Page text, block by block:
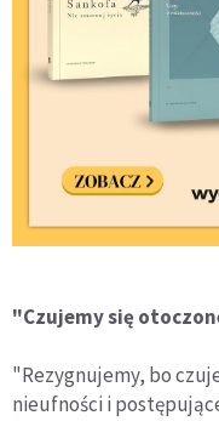
"Czujemy się
"Rezygnujemy, bo
nieufności i